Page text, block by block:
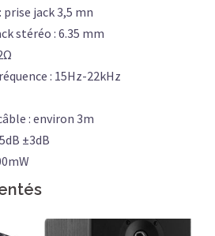
jack 3,5 mn
stéréo : 6.35 mm
: 15Hz-22kHz
: environ 3m
±3dB